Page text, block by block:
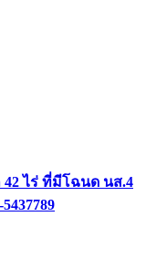
ไร่ ที่มีโฉนด นส.4